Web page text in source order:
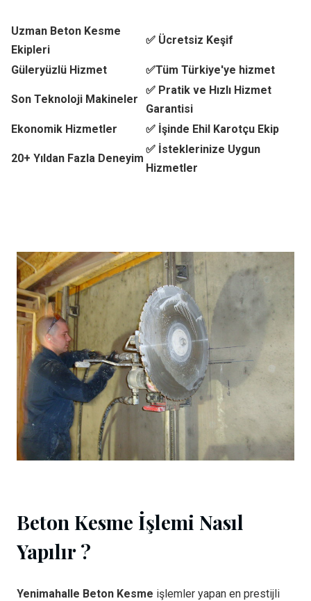
Uzman Beton Kesme
Ekipleri
✅ Ücretsiz Keşif
Güleryüzlü Hizmet ✅Tüm Türkiye'ye hizmet
Son Teknoloji Makineler
✅ Pratik ve Hızlı Hizmet
Garantisi
Ekonomik Hizmetler
✅ İşinde Ehil Karotçu Ekip
20+ Yıldan Fazla Deneyim
✅ İsteklerinize Uygun
Hizmetler
Beton Kesme İşlemi Nasıl
Yapılır ?
Yenimahalle Beton Kesme işlemler yapan en prestijli